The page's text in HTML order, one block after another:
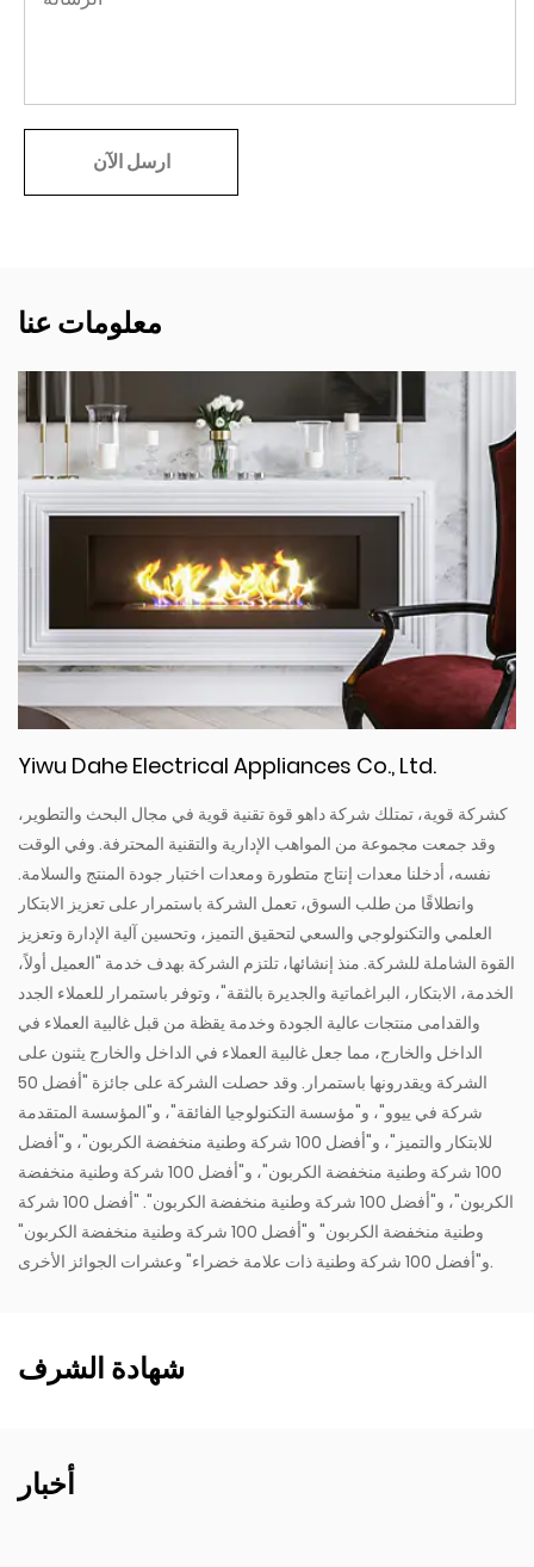
معلومات عنا
Yiwu Dahe Electrical Appliances Co., Ltd.
كشركة قوية، تمتلك شركة داهو قوة تقنية قوية في مجال البحث والتطوير،
وقد جمعت مجموعة من المواهب الإدارية والتقنية المحترفة. وفي الوقت
نفسه، أدخلنا معدات إنتاج متطورة ومعدات اختبار جودة المنتج والسلامة.
وانطلاقًا من طلب السوق، تعمل الشركة باستمرار على تعزيز الابتكار
العلمي والتكنولوجي والسعي لتحقيق التميز، وتحسين آلية الإدارة وتعزيز
القوة الشاملة للشركة. منذ إنشائها، تلتزم الشركة بهدف خدمة "العميل أولاً،
الخدمة، الابتكار، البراغماتية والجديرة بالثقة"، وتوفر باستمرار للعملاء الجدد
والقدامى منتجات عالية الجودة وخدمة يقظة من قبل غالبية العملاء في
الداخل والخارج، مما جعل غالبية العملاء في الداخل والخارج يثنون على
الشركة ويقدرونها باستمرار. وقد حصلت الشركة على جائزة "أفضل 50
شركة في ييوو"، و"مؤسسة التكنولوجيا الفائقة"، و"المؤسسة المتقدمة
للابتكار والتميز"، و"أفضل 100 شركة وطنية منخفضة الكربون"، و"أفضل
100 شركة وطنية منخفضة الكربون"، و"أفضل 100 شركة وطنية منخفضة
الكربون"، و"أفضل 100 شركة وطنية منخفضة الكربون". "أفضل 100 شركة
وطنية منخفضة الكربون" و"أفضل 100 شركة وطنية منخفضة الكربون"
و"أفضل 100 شركة وطنية ذات علامة خضراء" وعشرات الجوائز الأخرى.
شهادة الشرف
أخبار